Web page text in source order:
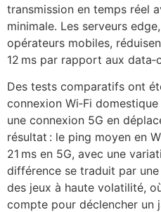
transmission en temps réel
minimale. Les serveurs
opérateurs mobiles,
12 ms par rapport aux
Des tests comparatifs ont
connexion Wi‑Fi
une connexion 5G en
résultat : le ping moyen en
21 ms en 5G, avec une
différence se traduit par
des jeux à haute volatilité,
compte pour déclencher un